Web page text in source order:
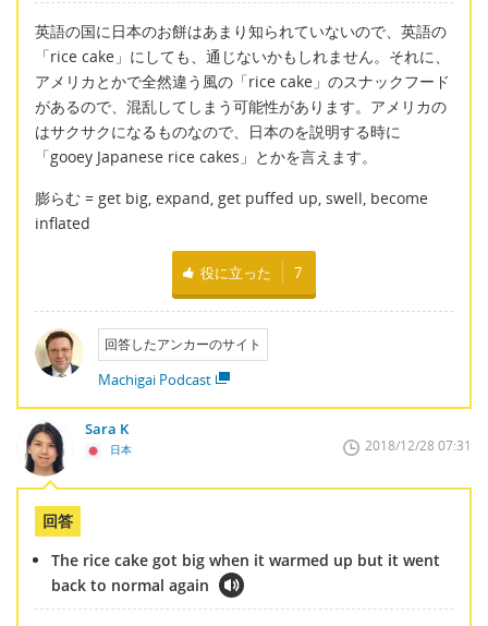
英語の国に日本のお餅はあまり知られていないので、英語の
「rice cake」にしても、通じないかもしれません。それに、
アメリカとかで全然違う風の「rice cake」のスナックフード
があるので、混乱してしまう可能性があります。アメリカの
はサクサクになるものなので、日本のを説明する時に
「gooey Japanese rice cakes」とかを言えます。
膨らむ = get big, expand, get puffed up, swell, become
inflated
役に立った 7
回答したアンカーのサイト
Machigai Podcast
Sara K
日本 2018/12/28 07:31
回答
The rice cake got big when it warmed up but it went
back to normal again